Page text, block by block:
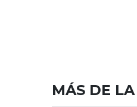
MÁS DE